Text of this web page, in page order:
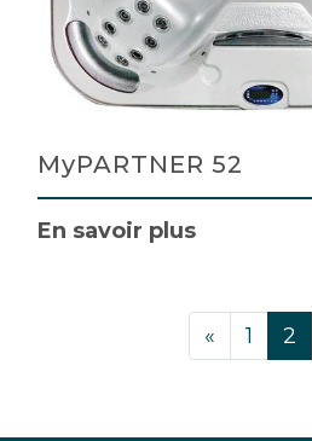
MyPARTNER 52
En savoir plus
« 1 2